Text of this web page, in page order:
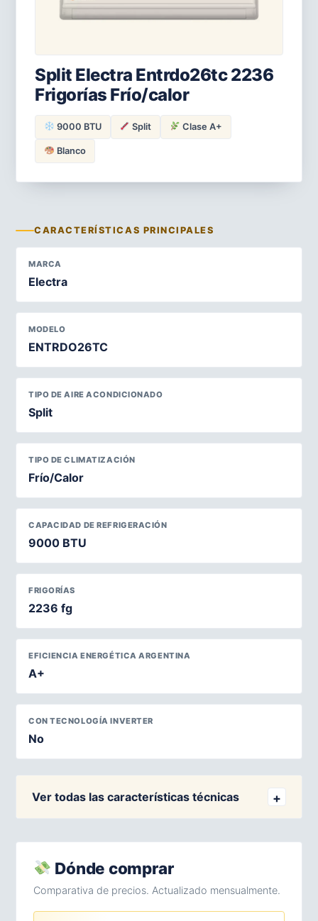
Split Electra Entrdo26tc 2236
Frigorías Frío/calor
9000 BTU Split Clase A+
Blanco
CARACTERÍSTICAS PRINCIPALES
MARCA
Electra
MODELO
ENTRDO26TC
TIPO DE AIRE ACONDICIONADO
Split
TIPO DE CLIMATIZACIÓN
Frío/Calor
CAPACIDAD DE REFRIGERACIÓN
9000 BTU
FRIGORÍAS
2236 fg
EFICIENCIA ENERGÉTICA ARGENTINA
A+
CON TECNOLOGÍA INVERTER
No
Ver todas las características técnicas
Dónde comprar
Comparativa de precios. Actualizado mensualmente.